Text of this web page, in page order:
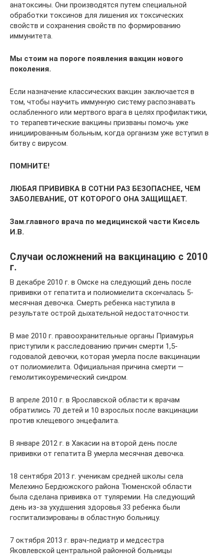
анатоксины. Они производятся путем специальной
обработки токсинов для лишения их токсических
свойств и сохранения свойств по формированию
иммунитета.
Мы стоим на пороге появления вакцин нового
поколения.
Если назначение классических вакцин заключается в
том, чтобы научить иммунную систему распознавать
ослабленного или мертвого врага в целях профилактики,
то терапевтические вакцины призваны помочь уже
инициированным больным, когда организм уже вступил в
битву с вирусом.
ПОМНИТЕ!
ЛЮБАЯ ПРИВИВКА В СОТНИ РАЗ БЕЗОПАСНЕЕ, ЧЕМ
ЗАБОЛЕВАНИЕ, ОТ КОТОРОГО ОНА ЗАЩИЩАЕТ.
Зам.главного врача по медицинской части Кисель
И.В.
Случаи осложнений на вакцинацию с 2010
г.
В декабре 2010 г. в Омске на следующий день после
прививки от гепатита и полиомиелита скончалась 5-
месячная девочка. Смерть ребенка наступила в
результате острой дыхательной недостаточности.
В мае 2010 г. правоохранительные органы Приамурья
приступили к расследованию причин смерти 1,5-
годовалой девочки, которая умерла после вакцинации
от полиомиелита. Официальная причина смерти —
гемолитикоуремический синдром.
В апреле 2010 г. в Ярославской области к врачам
обратились 70 детей и 10 взрослых после вакцинации
против клещевого энцефалита.
В январе 2012 г. в Хакасии на второй день после
прививки от гепатита В умерла месячная девочка.
18 сентября 2013 г. ученикам средней школы села
Мелехино Бердюжского района Тюменской области
была сделана прививка от туляремии. На следующий
день из-за ухудшения здоровья 33 ребенка были
госпитализированы в областную больницу.
7 октября 2013 г. врач-педиатр и медсестра
Яковлевской центральной районной больницы